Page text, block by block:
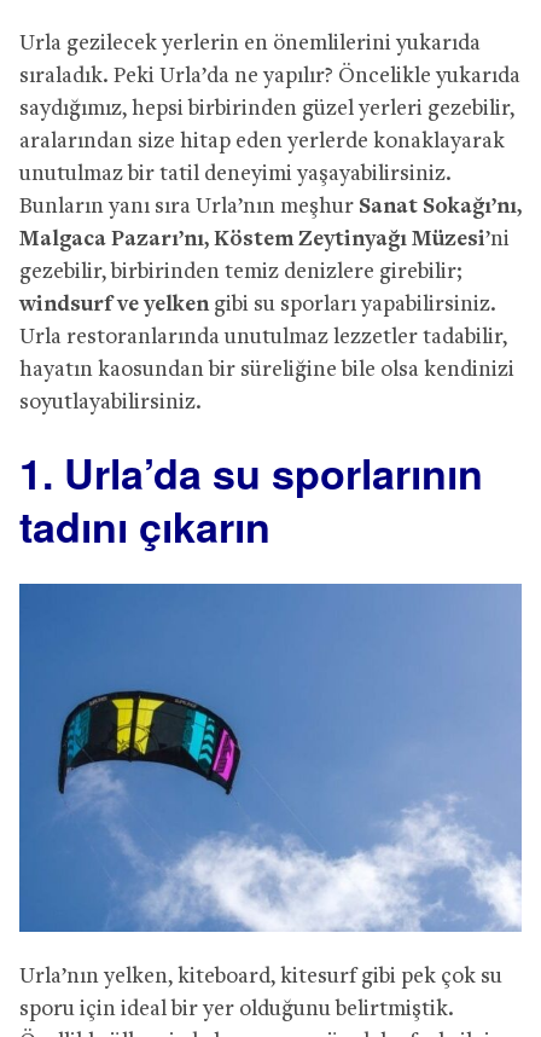
Urla gezilecek yerlerin en önemlilerini yukarıda
sıraladık. Peki Urla’da ne yapılır? Öncelikle yukarıda
saydığımız, hepsi birbirinden güzel yerleri gezebilir,
aralarından size hitap eden yerlerde konaklayarak
unutulmaz bir tatil deneyimi yaşayabilirsiniz.
Bunların yanı sıra Urla’nın meşhur Sanat Sokağı’nı,
Malgaca Pazarı’nı, Köstem Zeytinyağı Müzesi’ni
gezebilir, birbirinden temiz denizlere girebilir;
windsurf ve yelkengibi su sporları yapabilirsiniz.
Urla restoranlarında unutulmaz lezzetler tadabilir,
hayatın kaosundan bir süreliğine bile olsa kendinizi
soyutlayabilirsiniz.
1. Urla’da su sporlarının
tadını çıkarın
Urla’nın yelken, kiteboard, kitesurf gibi pek çok su
sporu için ideal bir yer olduğunu belirtmiştik.